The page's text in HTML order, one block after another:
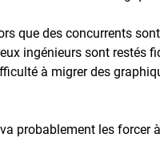
que des concurrents
ingénieurs sont restés
à migrer des
va probablement les forcer